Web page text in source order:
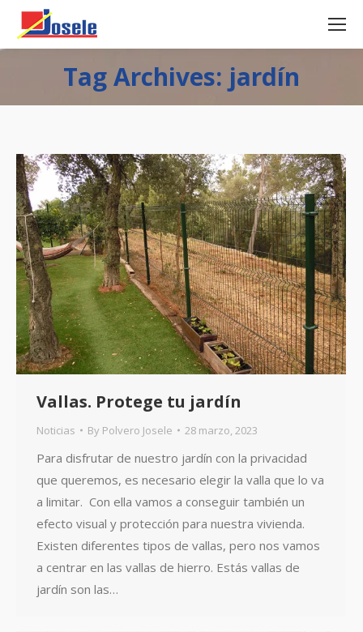
Tag Archives: jardín
Vallas. Protege tu jardín
Noticias By Polvero Josele 28 marzo, 2023
Para disfrutar de nuestro jardín con la privacidad
que queremos, es necesario elegir la valla que lo va
a limitar. Con ella vamos a conseguir también un
efecto visual y protección para nuestra vivienda.
Existen diferentes tipos de vallas, pero nos vamos
a centrar en las vallas de hierro. Estás vallas de
jardín son las…